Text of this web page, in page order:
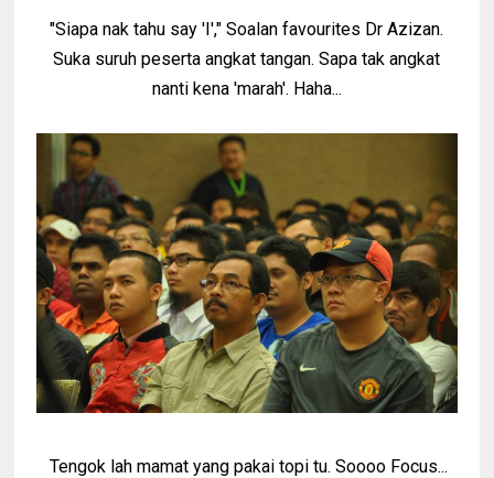
"Siapa nak tahu say 'I'," Soalan favourites Dr Azizan.
Suka suruh peserta angkat tangan. Sapa tak angkat
nanti kena 'marah'. Haha...
Tengok lah mamat yang pakai topi tu. Soooo Focus...